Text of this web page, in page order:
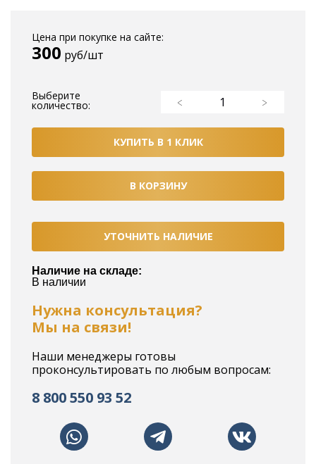
Цена при покупке на сайте:
300 руб/шт
Выберите
количество:
КУПИТЬ В 1 КЛИК
В КОРЗИНУ
УТОЧНИТЬ НАЛИЧИЕ
Наличие на складе:
В наличии
Нужна консультация?
Мы на связи!
Наши менеджеры готовы
проконсультировать по любым вопросам:
8 800 550 93 52